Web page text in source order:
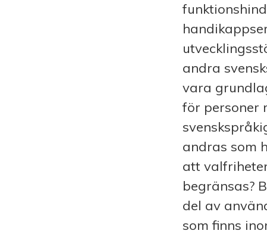
andra
vara
för personer
andras som
att
begränsas?
del av
som finns